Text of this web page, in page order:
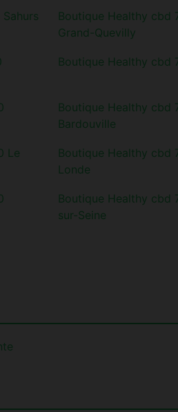
Boutique Healthy cbd
Grand-Quevilly
Boutique Healthy cbd
Boutique Healthy cbd
Bardouville
Le
Boutique Healthy cbd
Londe
Boutique Healthy cbd
sur-Seine